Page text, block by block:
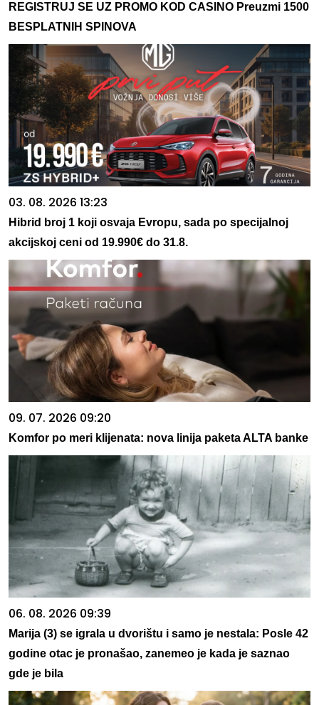
REGISTRUJ SE UZ PROMO KOD CASINO Preuzmi 1500
BESPLATNIH SPINOVA
03. 08. 2026 13:23
Hibrid broj 1 koji osvaja Evropu, sada po specijalnoj
akcijskoj ceni od 19.990€ do 31.8.
09. 07. 2026 09:20
Komfor po meri klijenata: nova linija paketa ALTA banke
06. 08. 2026 09:39
Marija (3) se igrala u dvorištu i samo je nestala: Posle 42
godine otac je pronašao, zanemeo je kada je saznao
gde je bila